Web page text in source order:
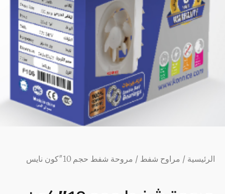
الرئيسية / مراوح شفط / مروحة شفط حجم 10″كون نايس